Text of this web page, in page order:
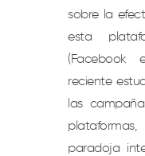
sobre la
esta
(Facebook
reciente
las
paradoja